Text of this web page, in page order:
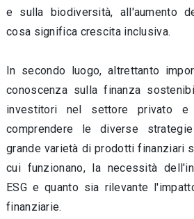
e sulla biodiversità, all'aumento
cosa significa crescita inclusiva.
In secondo luogo, altrettanto
conoscenza sulla finanza
investitori nel settore privato
comprendere le diverse
grande varietà di prodotti finanziari
cui funzionano, la necessità
ESG e quanto sia rilevante
finanziarie.